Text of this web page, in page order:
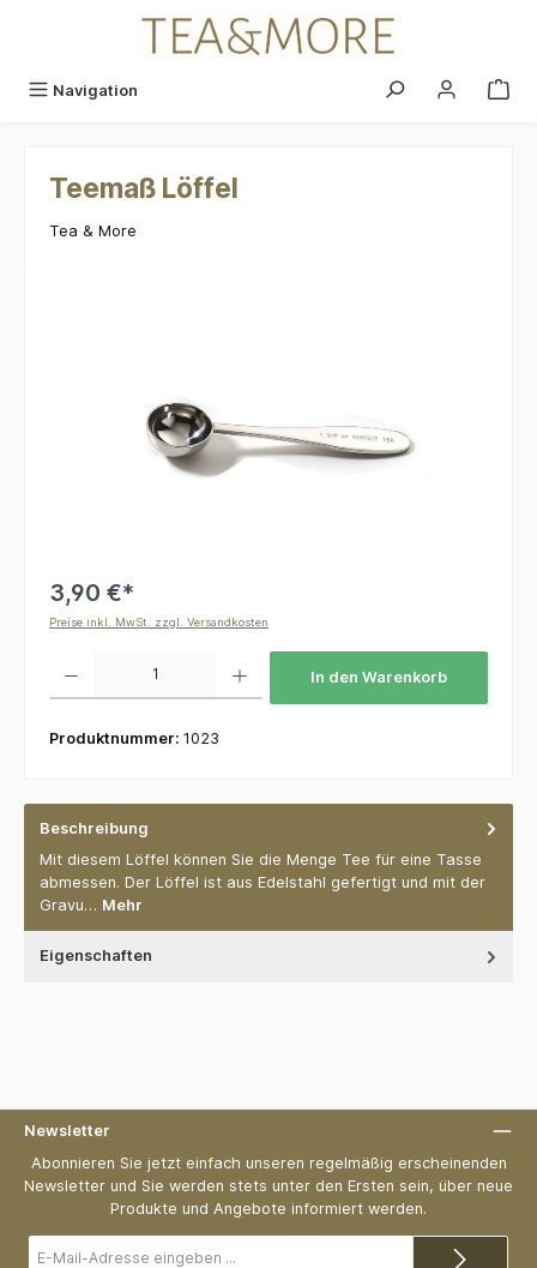
Navigation
Teemaß Löffel
Tea & More
3,90 €*
Preise inkl. MwSt. zzgl. Versandkosten
In den Warenkorb
Produktnummer: 1023
Beschreibung
Mit diesem Löffel können Sie die Menge Tee für eine Tasse
abmessen. Der Löffel ist aus Edelstahl gefertigt und mit der
Gravu… Mehr
Eigenschaften
Newsletter
Abonnieren Sie jetzt einfach unseren regelmäßig erscheinenden
Newsletter und Sie werden stets unter den Ersten sein, über neue
Produkte und Angebote informiert werden.
Mail-